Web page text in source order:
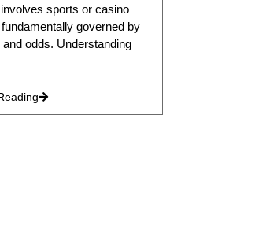
sports or casino
governed by
and odds. Understanding